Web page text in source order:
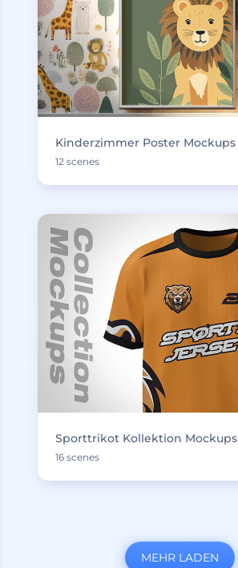
Kinderzimmer Poster Mockups
12 scenes
Sporttrikot Kollektion Mockups
16 scenes
MEHR LADEN